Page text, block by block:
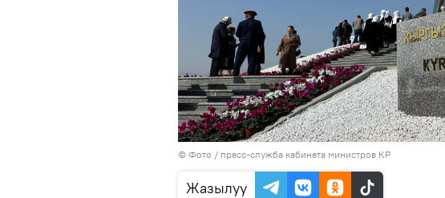
© Фото / пресс-служба кабинета министров КР
Жазылуу